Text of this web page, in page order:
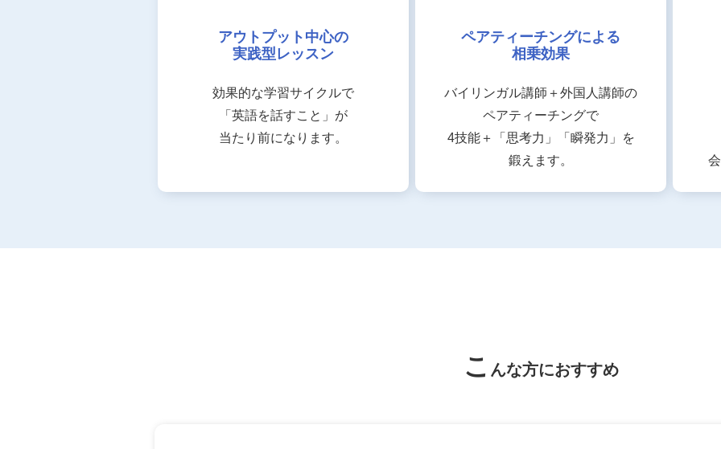
アウトプット中心の
実践型レッスン
効果的な学習サイクルで
「英語を話すこと」が
当たり前になります。
ペアティーチングによる
相乗効果
バイリンガル講師＋外国人講師の
ペアティーチングで
4技能＋「思考力」「瞬発力」を
鍛えます。
こ んな方におすすめ